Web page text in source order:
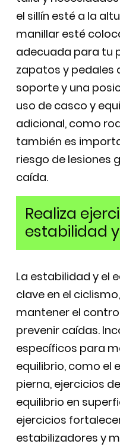
el sillín esté a la
manillar esté
adecuada para tu
zapatos y pedales
soporte y una
uso de casco y
adicional, como
también es
riesgo de lesiones
caída.
Realiza
estabilidad
La estabilidad y el
clave en el
mantener el
prevenir caídas.
específicos para
equilibrio, como el
pierna, ejercicios
equilibrio en
ejercicios
estabilizadores y